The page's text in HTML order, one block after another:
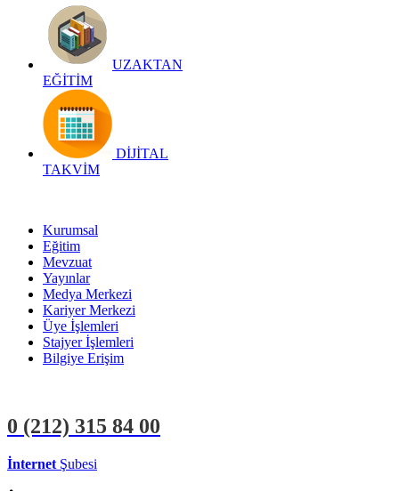
UZAKTAN
EĞİTİM
DİJİTAL
TAKVİM
Kurumsal
Eğitim
Mevzuat
Yayınlar
Medya Merkezi
Kariyer Merkezi
Üye İşlemleri
Stajyer İşlemleri
Bilgiye Erişim
0 (212) 315 84 00
İnternet Şubesi